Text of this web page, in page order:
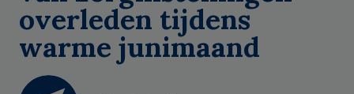
overleden tijdens
warme junimaand